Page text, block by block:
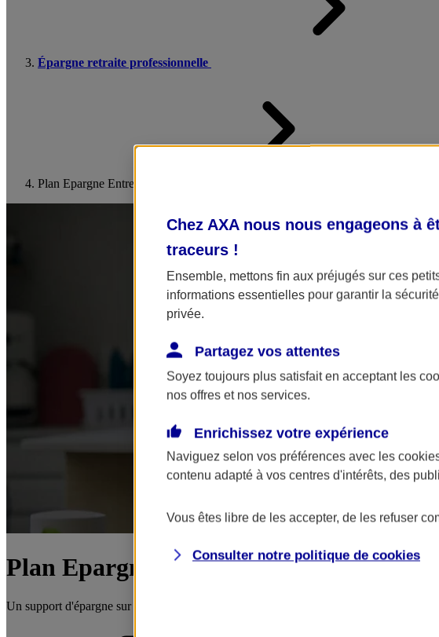
Épargne retraite professionnelle
Plan Epargne Entreprise
Plan Epargne Entreprise (PEE) - Salariés
Un support d'épargne sur une durée de placement de 5 ans pour financer des projets
Chez AXA nous nous engageons à
traceurs !
Ensemble, mettons fin aux préjugés sur ces
informations essentielles pour garantir la
privée.
Partagez vos attentes
Soyez toujours plus satisfait en acceptant les
nos offres et nos services.
Enrichissez votre expérience
Naviguez selon vos préférences avec les
contenu adapté à vos centres d'intérêts, des
Vous êtes libre de les accepter, de les refuser
Consulter notre politique de cookies